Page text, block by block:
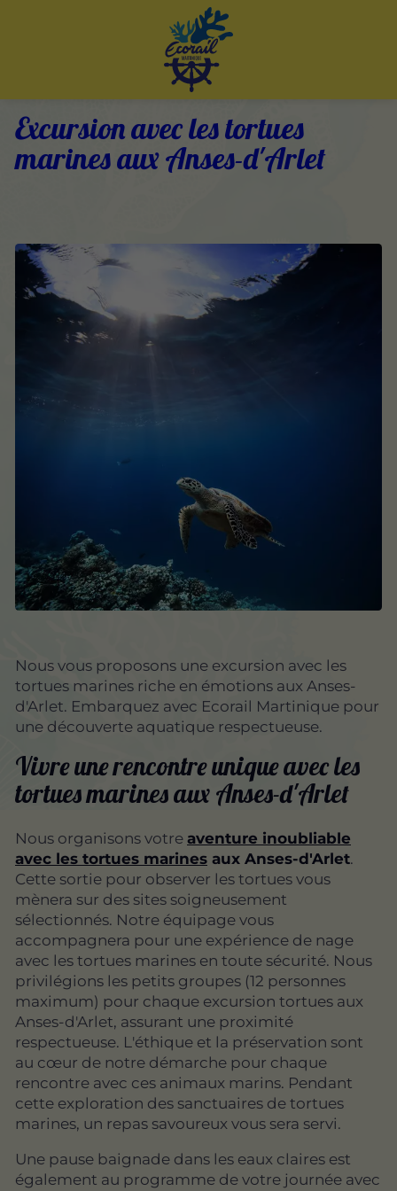
Excursion avec les tortues
marines aux Anses-d'Arlet
Nous vous proposons une excursion avec les
tortues marines riche en émotions aux Anses-
d'Arlet. Embarquez avec Ecorail Martinique pour
une découverte aquatique respectueuse.
Vivre une rencontre unique avec les
tortues marines aux Anses-d'Arlet
Nous organisons votre aventure inoubliable
avec les tortues marines aux Anses-d'Arlet.
Cette sortie pour observer les tortues vous
mènera sur des sites soigneusement
sélectionnés. Notre équipage vous
accompagnera pour une expérience de nage
avec les tortues marines en toute sécurité. Nous
privilégions les petits groupes (12 personnes
maximum) pour chaque excursion tortues aux
Anses-d'Arlet, assurant une proximité
respectueuse. L'éthique et la préservation sont
au cœur de notre démarche pour chaque
rencontre avec ces animaux marins. Pendant
cette exploration des sanctuaires de tortues
marines, un repas savoureux vous sera servi.
Une pause baignade dans les eaux claires est
également au programme de votre journée avec